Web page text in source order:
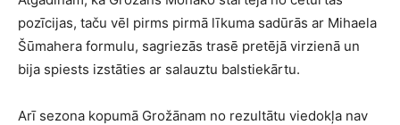
pozīcijas, taču vēl pirms pirmā līkuma sadūrās ar Mihaela
Šūmahera formulu, sagriezās trasē pretējā virzienā un
bija spiests izstāties ar salauztu balstiekārtu.
Arī sezona kopumā Grožānam no rezultātu viedokļa nav